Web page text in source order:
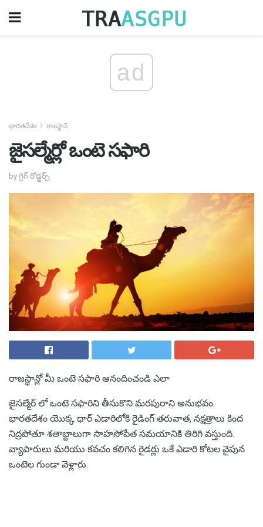
ad
భారతదేశం రాజస్థాన్
జైసల్మేర్లో ఒంటె సఫారి
by గ్రెగ్ రోడ్జర్స్
రాజస్థాన్లో మీ ఒంటె సఫారి ఆనందించండి ఎలా
జైసల్మేర్ లో ఒంటె సఫారిని తీసుకొని మరపురాని అనుభవం.
భారతదేశం యొక్క థార్ ఎడారిలోకి రైడింగ్ తరువాత, నక్షత్రాలు కింద
నిద్రపోతూ శతాబ్దాలుగా సాహసోపేత సమయానికి తిరిగి వస్తుంది.
వ్యాపారులు మరియు కవచం కలిగిన రైడర్లు ఒకే ఎడారి కోటల వైపున
ఒంటెల గుండా వెళ్లారు.